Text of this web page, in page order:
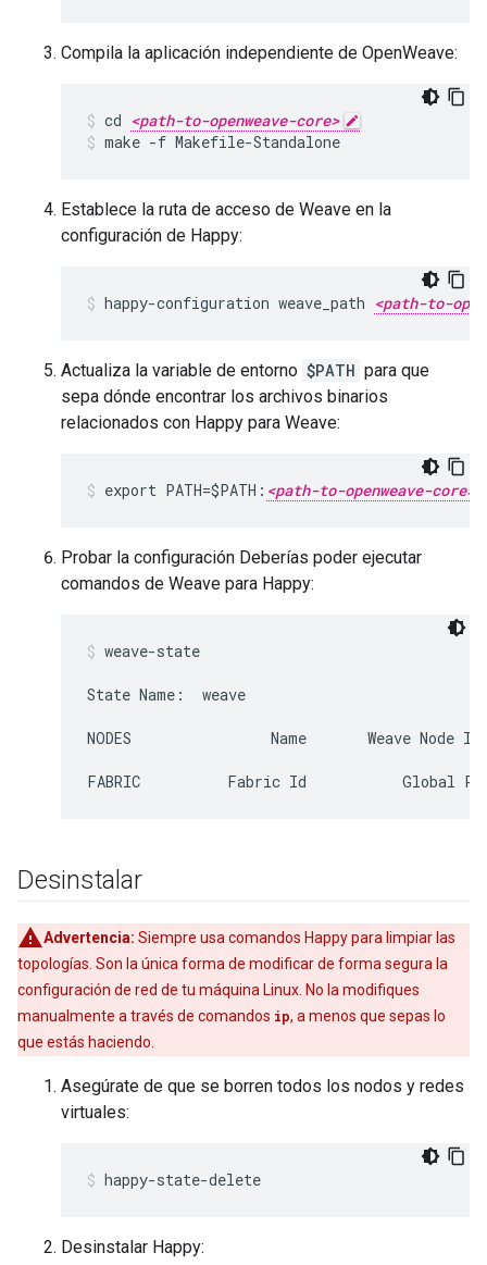
Compila la aplicación independiente de OpenWeave:
cd <path-to-openweave-core>
make -f Makefile-Standalone
Establece la ruta de acceso de Weave en la
configuración de Happy:
happy-configuration weave_path <path-to-
Actualiza la variable de entorno $PATH para que
sepa dónde encontrar los archivos binarios
relacionados con Happy para Weave:
export PATH=$PATH: <path-to-openweave-core>
Probar la configuración Deberías poder ejecutar
comandos de Weave para Happy:
weave-state
State Name:  weave
NODES                Name       Weave Node
FABRIC          Fabric Id           Global
Desinstalar
Advertencia: Siempre usa comandos Happy para limpiar las
topologías. Son la única forma de modificar de forma segura la
configuración de red de tu máquina Linux. No la modifiques
manualmente a través de comandos ip, a menos que sepas lo
que estás haciendo.
Asegúrate de que se borren todos los nodos y redes
virtuales:
happy-state-delete
Desinstalar Happy: